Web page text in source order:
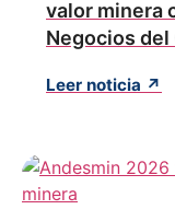
valor minera
Negocios del
Leer noticia ↗